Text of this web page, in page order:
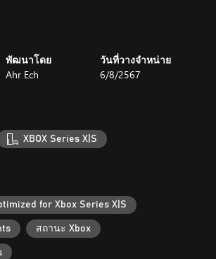
up Pepper, open up new paths on the
stickers for your stickerbook.
พัฒนาโดย
Ahr Ech
วันที่วางจำหน่าย
6/8/2567
XBOX Series X|S
for Xbox Series X|S
สถานะ Xbox